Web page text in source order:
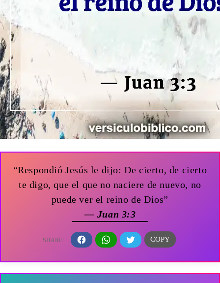
“Respondió Jesús le dijo: De cierto, de cierto
te digo, que el que no naciere de nuevo, no
puede ver el reino de Dios”
— Juan 3:3